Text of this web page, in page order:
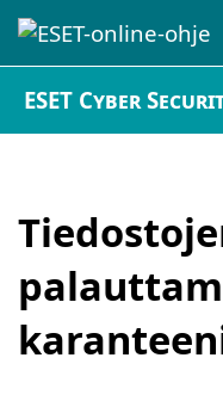
ESET Cyber